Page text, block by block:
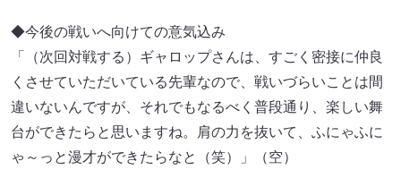
◆今後の戦いへ向けての意気込み
「（次回対戦する）ギャロップさんは、すごく密接に仲良
くさせていただいている先輩なので、戦いづらいことは間
違いないんですが、それでもなるべく普段通り、楽しい舞
台ができたらと思いますね。肩の力を抜いて、ふにゃふに
ゃ～っと漫才ができたらなと（笑）」（空）